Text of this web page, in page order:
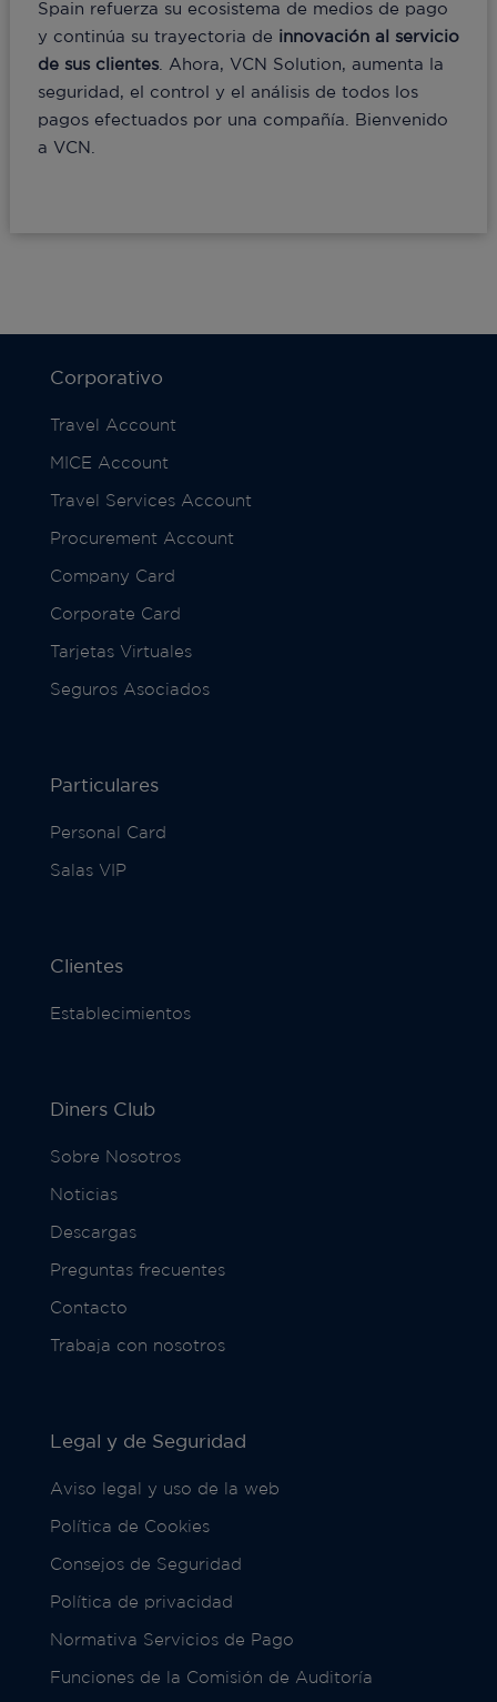
Spain refuerza su ecosistema de medios de pago
y continúa su trayectoria de innovación al servicio
de sus clientes. Ahora, VCN Solution, aumenta la
seguridad, el control y el análisis de todos los
pagos efectuados por una compañía. Bienvenido
a VCN.
Corporativo
Travel Account
MICE Account
Travel Services Account
Procurement Account
Company Card
Corporate Card
Tarjetas Virtuales
Seguros Asociados
Particulares
Personal Card
Salas VIP
Clientes
Establecimientos
Diners Club
Sobre Nosotros
Noticias
Descargas
Preguntas frecuentes
Contacto
Trabaja con nosotros
Legal y de Seguridad
Aviso legal y uso de la web
Política de Cookies
Consejos de Seguridad
Política de privacidad
Normativa Servicios de Pago
Funciones de la Comisión de Auditoría